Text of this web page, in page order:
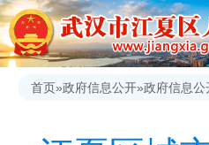
首页»政府信息公开»政府信息公